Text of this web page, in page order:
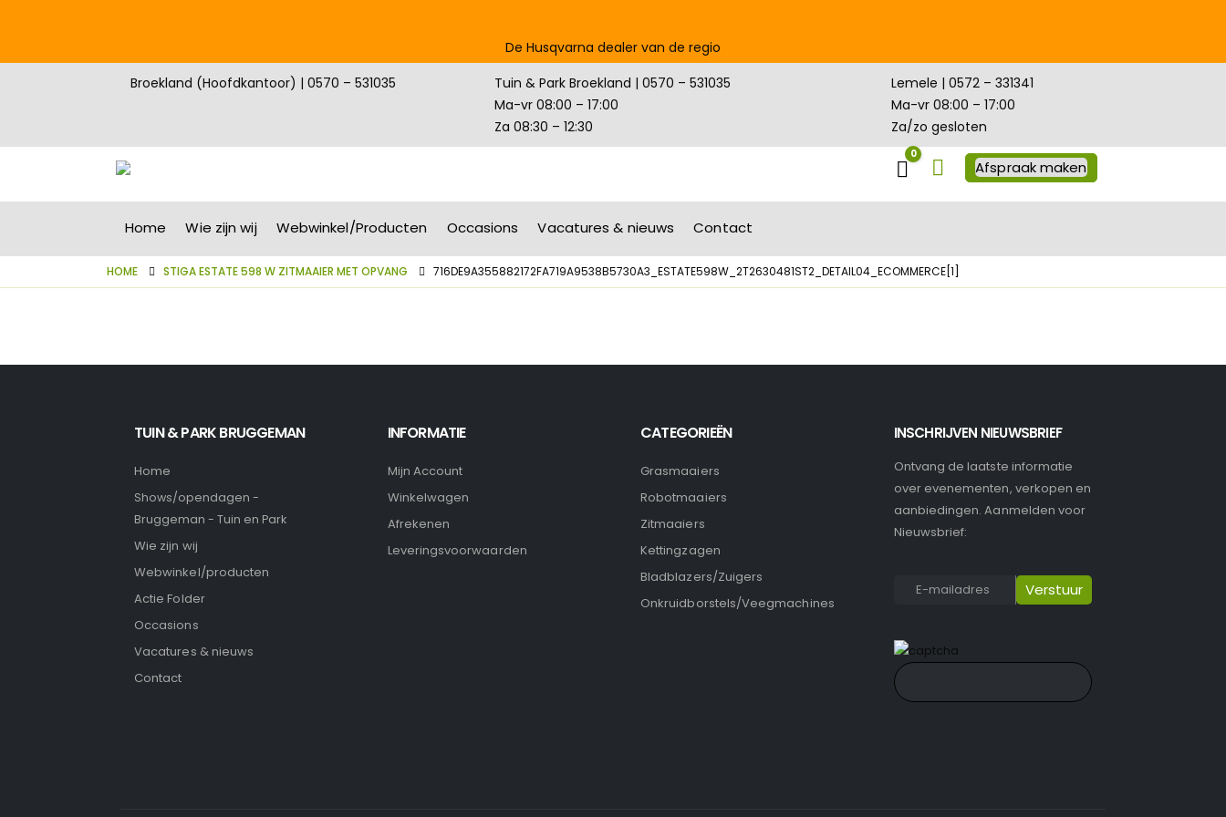
De Husqvarna dealer van de regio
Broekland (Hoofdkantoor) | 0570 – 531035
Tuin & Park Broekland | 0570 – 531035
Ma-vr 08:00 – 17:00
Za 08:30 – 12:30
Lemele | 0572 – 331341
Ma-vr 08:00 – 17:00
Za/zo gesloten
Winkelwagen
0
Afspraak maken
Home Wie zijn wij Webwinkel/Producten Occasions Vacatures & nieuws Contact
HOME STIGA ESTATE 598 W ZITMAAIER MET OPVANG 716DE9A355882172FA719A9538B5730A3_ESTATE598W_2T2630481ST2_DETAIL04_ECOMMERCE[1]
TUIN & PARK BRUGGEMAN
Home
Shows/opendagen -
Bruggeman - Tuin en Park
Wie zijn wij
Webwinkel/producten
Actie Folder
Occasions
Vacatures & nieuws
Contact
INFORMATIE
Mijn Account
Winkelwagen
Afrekenen
Leveringsvoorwaarden
CATEGORIEËN
Grasmaaiers
Robotmaaiers
Zitmaaiers
Kettingzagen
Bladblazers/Zuigers
Onkruidborstels/Veegmachines
INSCHRIJVEN NIEUWSBRIEF
Ontvang de laatste informatie
over evenementen, verkopen en
aanbiedingen. Aanmelden voor
Nieuwsbrief: